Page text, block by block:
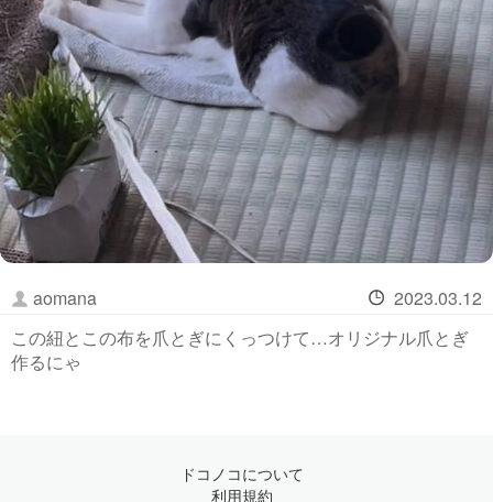
aomana
2023.03.12
この紐とこの布を爪とぎにくっつけて…オリジナル爪とぎ
作るにゃ
ドコノコについて
利用規約